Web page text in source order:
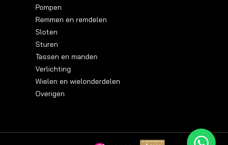
Pompen
Remmen en remdelen
Sloten
Sturen
Tassen en manden
Verlichting
Wielen en wielonderdelen
Overigen